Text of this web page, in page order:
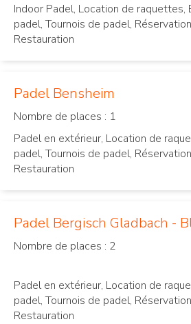
Indoor Padel, Location de raquettes,
padel, Tournois de padel,
Restauration
Padel Bensheim
Nombre de places : 1
Padel en extérieur, Location de
padel, Tournois de padel,
Restauration
Padel Bergisch Gladbach -
Nombre de places : 2
Padel en extérieur, Location de
padel, Tournois de padel,
Restauration